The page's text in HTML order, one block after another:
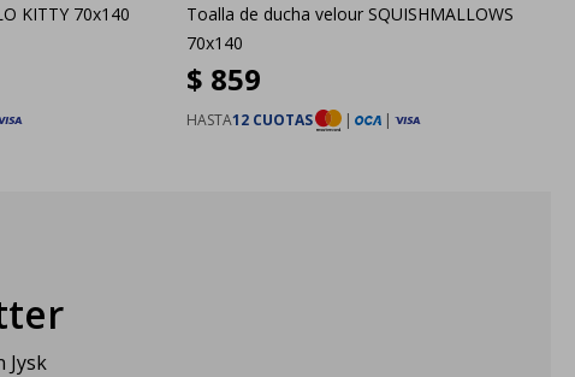
KITTY 70x140
Toalla de ducha velour SQUISHMALLOWS
70x140
$ 859
HASTA12 CUOTAS | |
Jysk